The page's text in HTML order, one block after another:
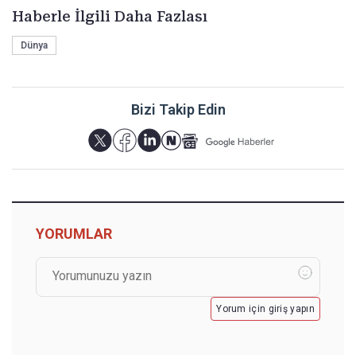
Haberle İlgili Daha Fazlası
Dünya
Bizi Takip Edin
YORUMLAR
Yorum için giriş yapın